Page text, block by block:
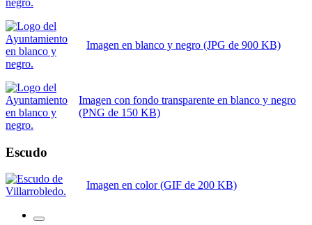
Imagen en blanco y negro (JPG de 900 KB)
Imagen con fondo transparente en blanco y negro
(PNG de 150 KB)
Escudo
Imagen en color (GIF de 200 KB)